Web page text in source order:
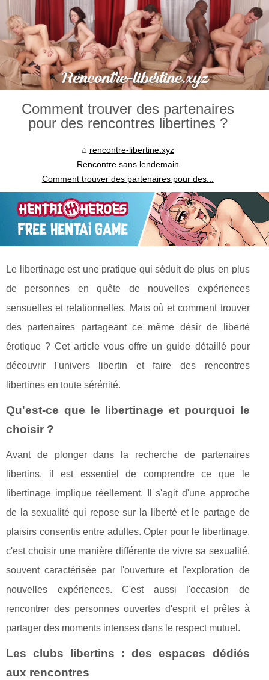
Comment trouver des partenaires
pour des rencontres libertines ?
rencontre-libertine.xyz
Rencontre sans lendemain
Comment trouver des partenaires pour des...
Le libertinage est une pratique qui séduit de plus en plus
de personnes en quête de nouvelles expériences
sensuelles et relationnelles. Mais où et comment trouver
des partenaires partageant ce même désir de liberté
érotique ? Cet article vous offre un guide détaillé pour
découvrir l'univers libertin et faire des rencontres
libertines en toute sérénité.
Qu'est-ce que le libertinage et pourquoi le
choisir ?
Avant de plonger dans la recherche de partenaires
libertins, il est essentiel de comprendre ce que le
libertinage implique réellement. Il s'agit d'une approche
de la sexualité qui repose sur la liberté et le partage de
plaisirs consentis entre adultes. Opter pour le libertinage,
c'est choisir une manière différente de vivre sa sexualité,
souvent caractérisée par l'ouverture et l'exploration de
nouvelles expériences. C'est aussi l'occasion de
rencontrer des personnes ouvertes d'esprit et prêtes à
partager des moments intenses dans le respect mutuel.
Les clubs libertins : des espaces dédiés
aux rencontres